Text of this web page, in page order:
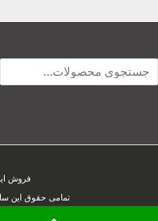
فروش
تمامی حقوق این